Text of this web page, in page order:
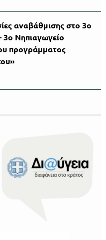
αναβάθμισης στο 3ο
3ο Νηπιαγωγείο
προγράμματος